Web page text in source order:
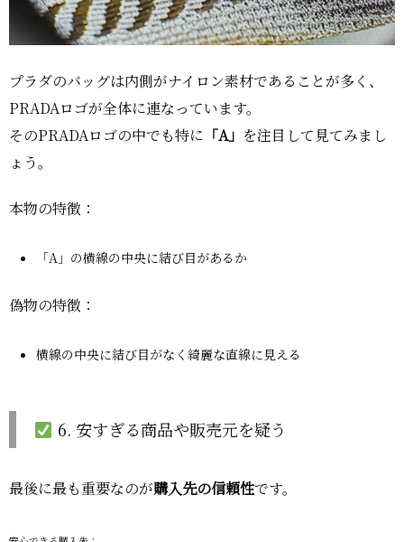
プラダのバッグは内側がナイロン素材であることが多く、
PRADAロゴが全体に連なっています。
そのPRADAロゴの中でも特に 「A」 を注目して見てみまし
ょう。
本物の特徴：
「A」の横線の中央に結び目があるか
偽物の特徴：
横線の中央に結び目がなく綺麗な直線に見える
6. 安すぎる商品や販売元を疑う
最後に最も重要なのが購入先の信頼性です。